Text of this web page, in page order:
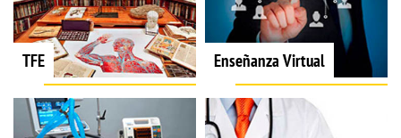
TFE Enseñanza Virtual